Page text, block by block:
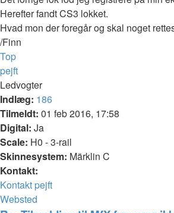
Herefter fandt CS3 lokket.
Hvad mon der foregår og skal noget
/Finn
Top
pejft
Ledvogter
Indlæg: 186
Tilmeldt: 01 feb 2016, 17:58
Digital: Ja
Scale: H0 - 3-rail
Skinnesystem: Märklin C
Kontakt:
Kontakt pejft
Websted